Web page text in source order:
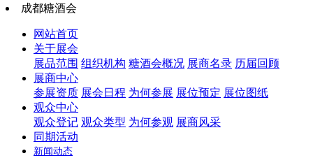
成都糖酒会
网站首页
关于展会
展品范围 组织机构 糖酒会概况 展商名录 历届回顾
展商中心
参展资质 展会日程 为何参展 展位预定 展位图纸
观众中心
观众登记 观众类型 为何参观 展商风采
同期活动
新闻动态